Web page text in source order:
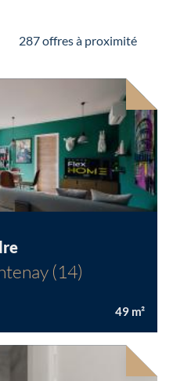
287 offres à proximité
(14)
49 m²